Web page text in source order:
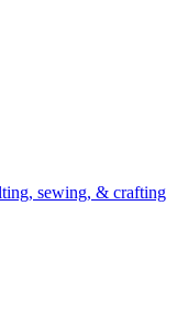
sewing, & crafting